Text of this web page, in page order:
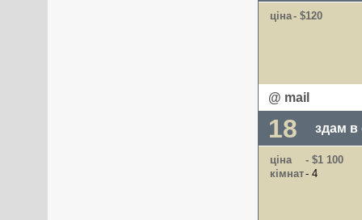
ціна- $120
@ mail
18 здам в
ціна
- $1 100
кімнат- 4